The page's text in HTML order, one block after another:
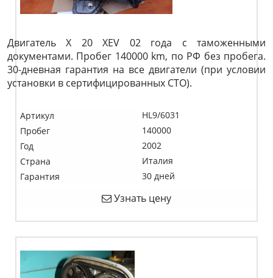
Двигатель X 20 XEV 02 года с таможенными
документами. Пробег 140000 km, по РФ без пробега.
30-дневная гарантия на все двигатели (при условии
установки в сертифицированных СТО).
Артикул
HL9/6031
Пробег
140000
Год
2002
Страна
Италия
Гарантия
30 дней
Узнать цену